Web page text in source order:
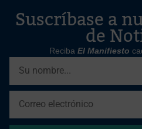
Suscríbase a
de
Reciba El Manifiesto